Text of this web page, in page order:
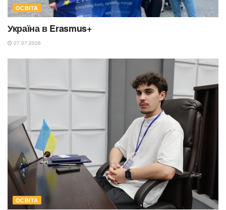
ОСВІТА
Україна в Erasmus+
07.07.2026
ОСВІТА